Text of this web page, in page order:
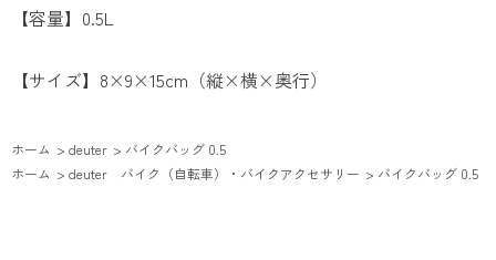
【容量】0.5L
【サイズ】8×9×15cm（縦×横×奥行）
ホーム > deuter > バイクバッグ 0.5
ホーム > deuter バイク（自転車）・バイクアクセサリー > バイクバッグ 0.5